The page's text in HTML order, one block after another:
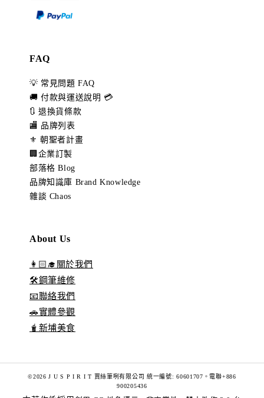
FAQ
💡 常見問題 FAQ
🚚 付款與運送說明 💳
🔃 退換貨條款
🏬 品牌列表
⚜️ 朝聖者計畫
🏢企業訂製
部落格 Blog
品牌知識庫 Brand Knowledge
雜談 Chaos
About Us
👩🏻‍🎓關於我們
🛠️鋼筆維修
📧聯絡我們
🚗實體參觀
🧋新埔美食
©2026 J U S P I R I T 賈絲筆咧有限公司 統一編號: 60601707。電聯+886
900205436